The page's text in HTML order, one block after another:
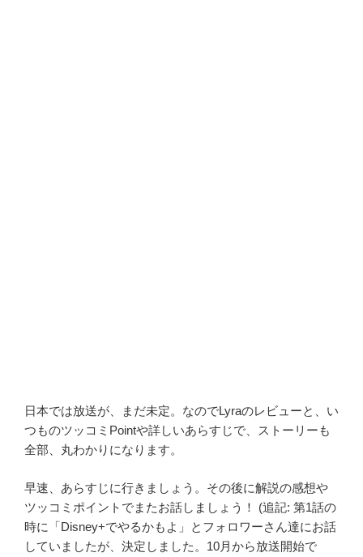
日本では放送が、まだ未定。なのでLyraのレビューと、い
つものツッコミPointや詳しいあらすじで、ストーリーも
全部、丸わかりになります。
早速、あらすじに行きましょう。その後に解説の感想や
ツッコミポイントでまたお話しましょう！ (追記: 第1話の
時に「Disney+でやるかもよ」とフォロワーさん達にお話
していましたが、決定しました。10月から放送開始で